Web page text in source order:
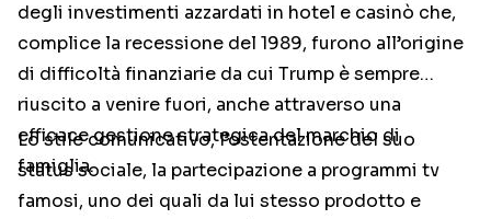
degli investimenti azzardati in hotel e casinò che,
complice la recessione del 1989, furono all’origine
di difficoltà finanziarie da cui Trump è sempre
riuscito a venire fuori, anche attraverso una
efficace gestione strategica del marchio di
famiglia.
Lo stile comunicativo, l’ostentazione del suo
status sociale, la partecipazione a programmi tv
famosi, uno dei quali da lui stesso prodotto e